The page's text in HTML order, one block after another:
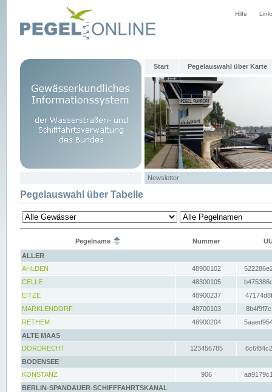
Hilfe
Start Pegelauswahl über Karte
Newsletter
Pegelauswahl über Tabelle
Pegelname Nummer
ALLER
AHLDEN
48900102
CELLE
48300105
EITZE
48900237
MARKLENDORF
48700103
RETHEM
48900204
ALTE MAAS
DORDRECHT
123456785
BODENSEE
KONSTANZ
906
BERLIN-SPANDAUER-SCHIFFFAHRTSKANAL